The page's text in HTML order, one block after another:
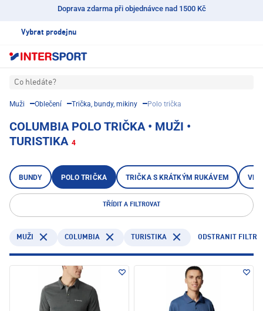
Doprava zdarma při objednávce nad 1500 Kč
Vybrat prodejnu
Co hledáte?
Muži Oblečení Trička, bundy, mikiny Polo trička
COLUMBIA POLO TRIČKA • MUŽI •
TURISTIKA 4
BUNDY POLO TRIČKA TRIČKA S KRÁTKÝM RUKÁVEM
TŘÍDIT A FILTROVAT
MUŽI COLUMBIA TURISTIKA ODSTRANIT FILTR